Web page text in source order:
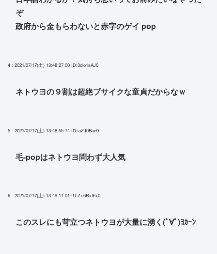
ぞ
政府から金もらわないと赤字のゲイ pop
4 : 2021/07/17(土) 13:48:27.00 ID:3clo1sAJ0
ネトウヨの９割は超絶ブサイクな童貞だからなｗ
5 : 2021/07/17(土) 13:48:55.74 ID:iaZJ0Bad0
毛-popはネトウヨ問わず大人気
6 : 2021/07/17(土) 13:49:11.01 ID:Z+6RxI6x0
このスレにも苛立つネトウヨが大量に湧く(ﾟ∀ﾟ)ﾖｶｰﾝ